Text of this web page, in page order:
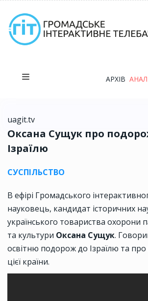
АРХІВ
uagit.tv
Оксана Сущук про
Ізраїлю
СУСПІЛЬСТВО
В ефірі Громадського
науковець, кандидат історичних
українського товариства охорони
та культури Оксана Сущук.
освітню подорож до Ізраїлю та
цієї країни.